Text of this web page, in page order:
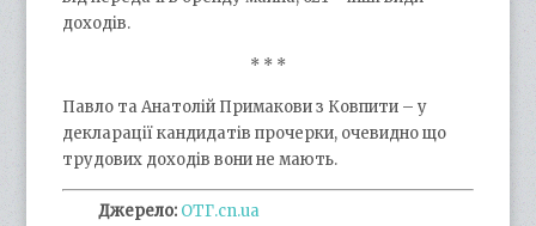
доходів.
* * *
Павло та Анатолій Примакови з Ковпити – у
декларації кандидатів прочерки, очевидно що
трудових доходів вони не мають.
Джерело: ОТГ.cn.ua